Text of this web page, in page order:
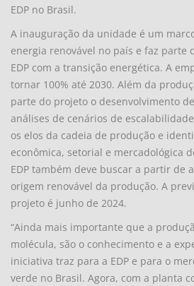
EDP no Brasil.
A inauguração da unidade é um
energia renovável no país e faz parte
EDP com a transição energética. A
tornar 100% até 2030. Além da
parte do projeto o desenvolvimento
análises de cenários de
os elos da cadeia de produção e
econômica, setorial e mercadológica
EDP também deve buscar a partir de
origem renovável da produção. A
projeto é junho de 2024.
“Ainda mais importante que a
molécula, são o conhecimento e a
iniciativa traz para a EDP e para o
verde no Brasil. Agora, com a planta